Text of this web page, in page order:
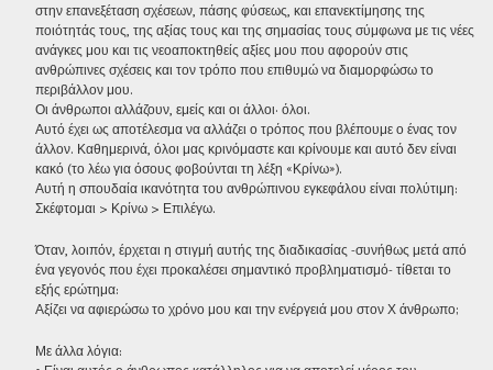
στην επανεξέταση σχέσεων, πάσης φύσεως, και επανεκτίμησης της
ποιότητάς τους, της αξίας τους και της σημασίας τους σύμφωνα με τις νέες
ανάγκες μου και τις νεοαποκτηθείς αξίες μου που αφορούν στις
ανθρώπινες σχέσεις και τον τρόπο που επιθυμώ να διαμορφώσω το
περιβάλλον μου.
Οι άνθρωποι αλλάζουν, εμείς και οι άλλοι· όλοι.
Αυτό έχει ως αποτέλεσμα να αλλάζει ο τρόπος που βλέπουμε ο ένας τον
άλλον. Καθημερινά, όλοι μας κρινόμαστε και κρίνουμε και αυτό δεν είναι
κακό (το λέω για όσους φοβούνται τη λέξη «Κρίνω»).
Αυτή η σπουδαία ικανότητα του ανθρώπινου εγκεφάλου είναι πολύτιμη:
Σκέφτομαι > Κρίνω > Επιλέγω.
Όταν, λοιπόν, έρχεται η στιγμή αυτής της διαδικασίας -συνήθως μετά από
ένα γεγονός που έχει προκαλέσει σημαντικό προβληματισμό- τίθεται το
εξής ερώτημα:
Αξίζει να αφιερώσω το χρόνο μου και την ενέργειά μου στον Χ άνθρωπο;
Με άλλα λόγια: